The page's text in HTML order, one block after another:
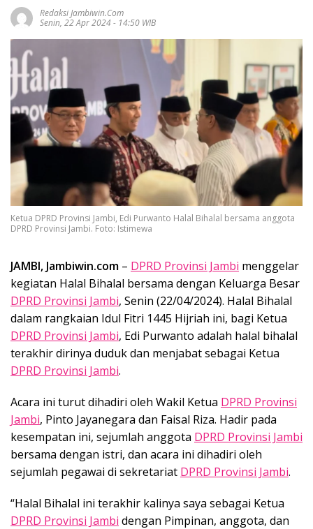
Redaksi Jambiwin.com
Senin, 22 Apr 2024 - 14:50 WIB
Ketua DPRD Provinsi Jambi, Edi Purwanto Halal Bihalal bersama anggota
DPRD Provinsi Jambi. Foto: Istimewa
JAMBI, Jambiwin.com – DPRD Provinsi Jambi menggelar
kegiatan Halal Bihalal bersama dengan Keluarga Besar
DPRD Provinsi Jambi, Senin (22/04/2024). Halal Bihalal
dalam rangkaian Idul Fitri 1445 Hijriah ini, bagi Ketua
DPRD Provinsi Jambi, Edi Purwanto adalah halal bihalal
terakhir dirinya duduk dan menjabat sebagai Ketua
DPRD Provinsi Jambi.
Acara ini turut dihadiri oleh Wakil Ketua DPRD Provinsi
Jambi, Pinto Jayanegara dan Faisal Riza. Hadir pada
kesempatan ini, sejumlah anggota DPRD Provinsi Jambi
bersama dengan istri, dan acara ini dihadiri oleh
sejumlah pegawai di sekretariat DPRD Provinsi Jambi.
“Halal Bihalal ini terakhir kalinya saya sebagai Ketua
DPRD Provinsi Jambi dengan Pimpinan, anggota, dan